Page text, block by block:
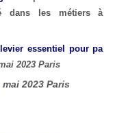
dans les métiers à
essentiel pour pa
2023 Paris
mai 2023 Paris